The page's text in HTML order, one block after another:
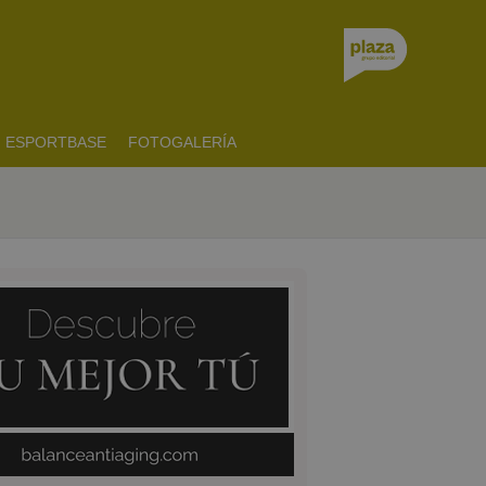
ESPORTBASE FOTOGALERÍA